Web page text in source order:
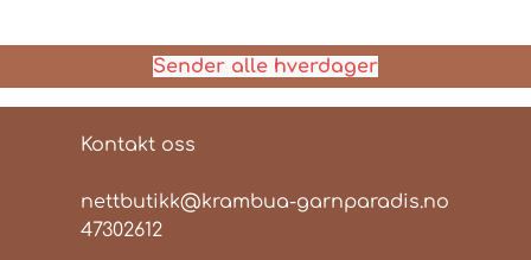
Sender alle hverdager
Kontakt oss
nettbutikk@krambua-garnparadis.no
47302612